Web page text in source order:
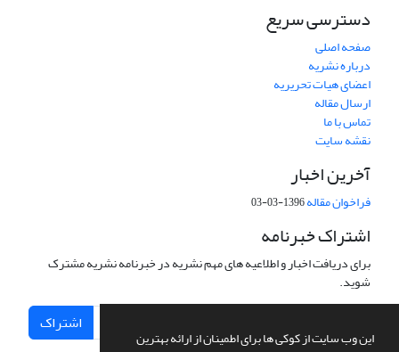
این وب سایت از کوکی ها برای اطمینان از ارائه بهترین
دسترسی سریع
صفحه اصلی
درباره نشریه
اعضای هیات تحریریه
ارسال مقاله
تماس با ما
نقشه سایت
آخرین اخبار
فراخوان مقاله1396-03-03
اشتراک خبرنامه
برای دریافت اخبار و اطلاعیه های مهم نشریه در خبرنامه نشریه مشترک
شوید.
اشتراک